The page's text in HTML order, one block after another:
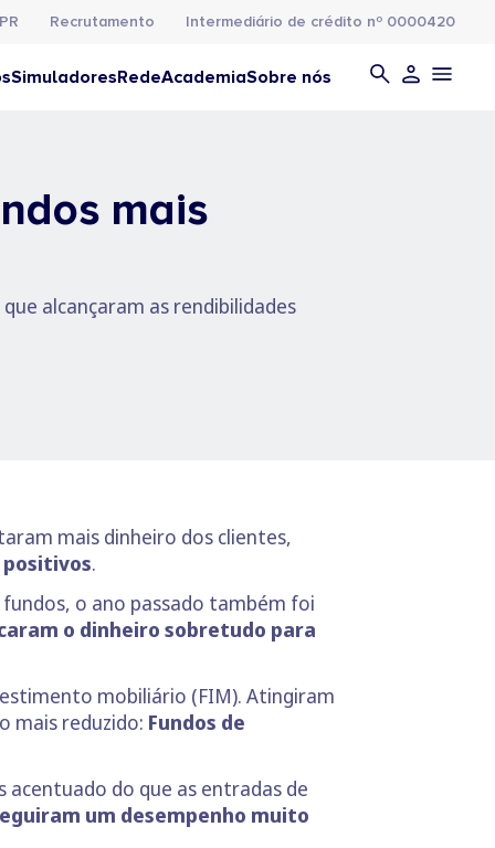
Recrutamento Intermediário de crédito nº 0000420
SimuladoresRedeAcademiaSobre nós
mais
alcançaram as rendibilidades
mais dinheiro dos clientes,
.
o ano passado também foi
o dinheiro sobretudo para
mobiliário (FIM). Atingiram
mais reduzido: Fundos de
do que as entradas de
um desempenho muito